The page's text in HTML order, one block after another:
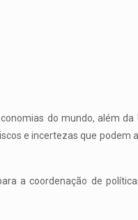
do mundo, além da
e incertezas que podem
a coordenação de